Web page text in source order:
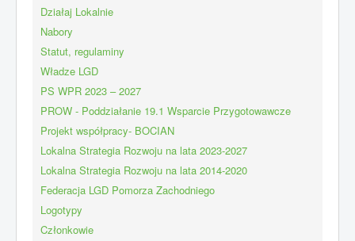
Działaj Lokalnie
Nabory
Statut, regulaminy
Władze LGD
PS WPR 2023 – 2027
PROW - Poddziałanie 19.1 Wsparcie Przygotowawcze
Projekt współpracy- BOCIAN
Lokalna Strategia Rozwoju na lata 2023-2027
Lokalna Strategia Rozwoju na lata 2014-2020
Federacja LGD Pomorza Zachodniego
Logotypy
Członkowie